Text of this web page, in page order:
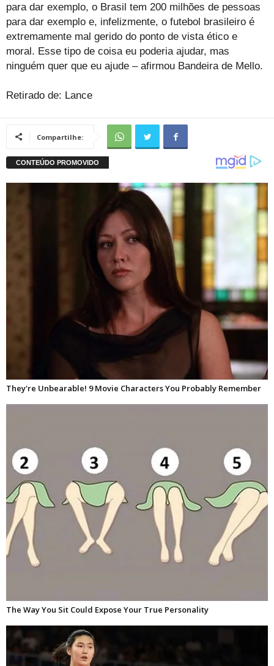
para dar exemplo, o Brasil tem 200 milhões de pessoas
para dar exemplo e, infelizmente, o futebol brasileiro é
extremamente mal gerido do ponto de vista ético e
moral. Esse tipo de coisa eu poderia ajudar, mas
ninguém quer que eu ajude – afirmou Bandeira de Mello.
Retirado de: Lance
Compartilhe: